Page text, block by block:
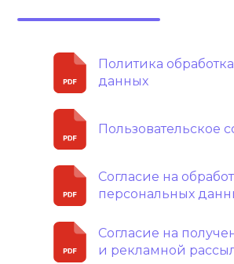
Политика
данных
Пользовательское
Согласие на
персональных
Согласие на
и рекламной